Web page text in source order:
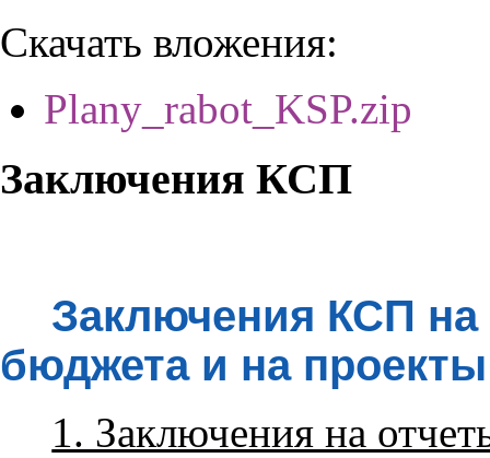
Скачать вложения:
Plany_rabot_KSP.zip
Заключения КСП
Заключения КСП
бюджета и на
1. Заключения на